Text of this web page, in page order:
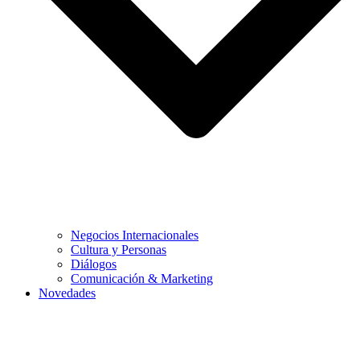
Negocios Internacionales
Cultura y Personas
Diálogos
Comunicación & Marketing
Novedades